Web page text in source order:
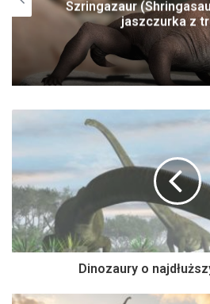
Zagubiony
Dinozaury o